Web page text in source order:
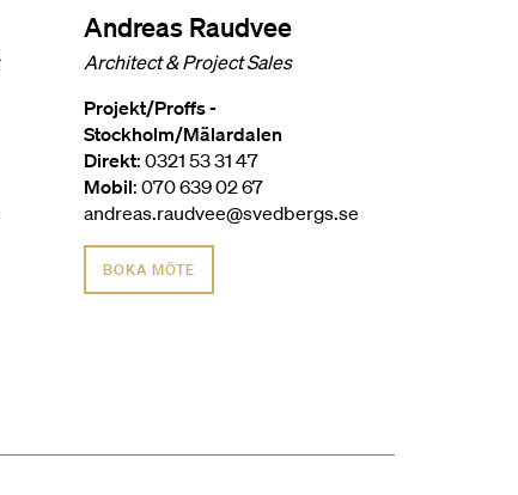
Andreas Raudvee
Architect & Project Sales
Projekt/Proffs -
Stockholm/Mälardalen
Direkt: 0321 53 31 47
Mobil: 070 639 02 67
andreas.raudvee@svedbergs.se
BOKA MÖTE